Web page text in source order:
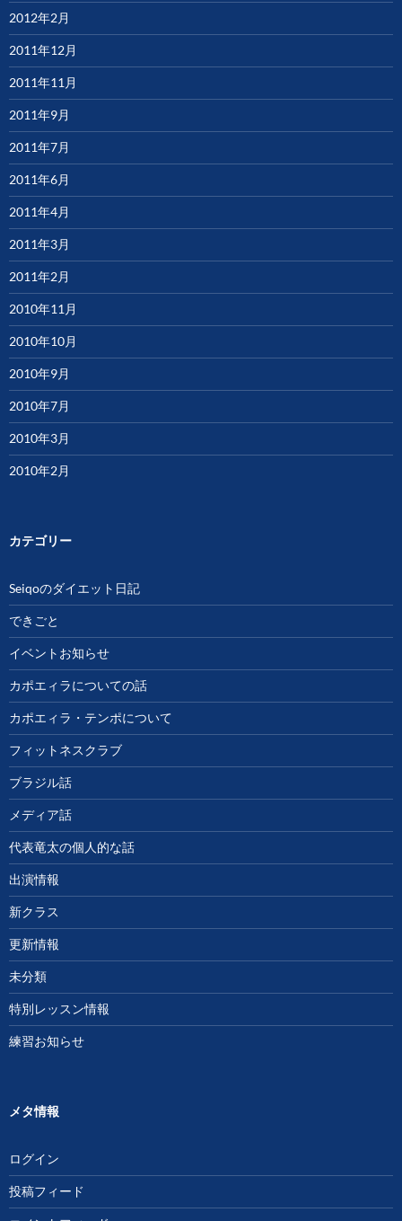
2012年2月
2011年12月
2011年11月
2011年9月
2011年7月
2011年6月
2011年4月
2011年3月
2011年2月
2010年11月
2010年10月
2010年9月
2010年7月
2010年3月
2010年2月
カテゴリー
Seiqoのダイエット日記
できごと
イベントお知らせ
カポエィラについての話
カポエィラ・テンポについて
フィットネスクラブ
ブラジル話
メディア話
代表竜太の個人的な話
出演情報
新クラス
更新情報
未分類
特別レッスン情報
練習お知らせ
メタ情報
ログイン
投稿フィード